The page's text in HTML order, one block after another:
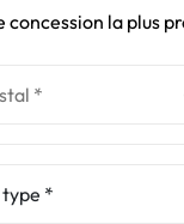
concession la plus